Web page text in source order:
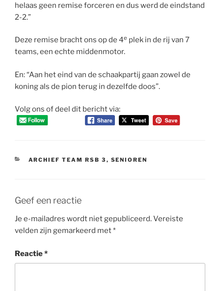
helaas geen remise forceren en dus werd de eindstand
2-2.”
Deze remise bracht ons op de 4e plek in de rij van 7
teams, een echte middenmotor.
En: “Aan het eind van de schaakpartij gaan zowel de
koning als de pion terug in dezelfde doos”.
Volg ons of deel dit bericht via:
CATEGORIEËN
ARCHIEF TEAM RSB 3 , SENIOREN
Geef een reactie
Je e-mailadres wordt niet gepubliceerd.Vereiste
velden zijn gemarkeerd met*
Reactie*